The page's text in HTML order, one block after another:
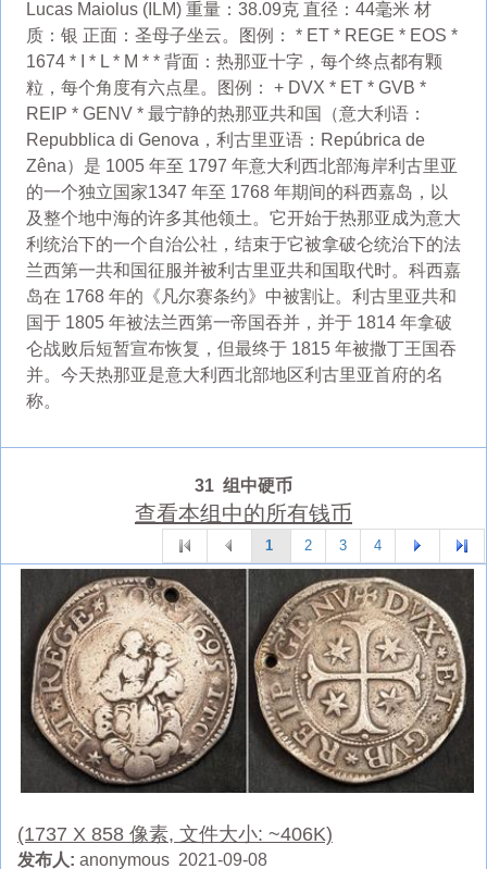
Lucas Maiolus (ILM) 重量：38.09克 直径：44毫米 材
质：银 正面：圣母子坐云。图例： * ET * REGE * EOS *
1674 * I * L * M * * 背面：热那亚十字，每个终点都有颗
粒，每个角度有六点星。图例： + DVX * ET * GVB *
REIP * GENV * 最宁静的热那亚共和国（意大利语：
Repubblica di Genova，利古里亚语：Repúbrica de
Zêna）是 1005 年至 1797 年意大利西北部海岸利古里亚
的一个独立国家1347 年至 1768 年期间的科西嘉岛，以
及整个地中海的许多其他领土。它开始于热那亚成为意大
利统治下的一个自治公社，结束于它被拿破仑统治下的法
兰西第一共和国征服并被利古里亚共和国取代时。科西嘉
岛在 1768 年的《凡尔赛条约》中被割让。利古里亚共和
国于 1805 年被法兰西第一帝国吞并，并于 1814 年拿破
仑战败后短暂宣布恢复，但最终于 1815 年被撒丁王国吞
并。今天热那亚是意大利西北部地区利古里亚首府的名
称。
31 组中硬币
查看本组中的所有钱币
1 2 3 4
(1737 X 858 像素, 文件大小: ~406K)
发布人: anonymous 2021-09-08